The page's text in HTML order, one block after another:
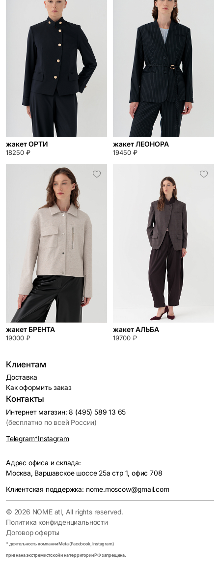
жакет ОРТИ
18250 ₽
жакет ЛЕОНОРА
19450 ₽
жакет БРЕНТА
19000 ₽
жакет АЛЬБА
19700 ₽
Клиентам
Доставка
Как оформить заказ
Контакты
Интернет магазин: 8 (495) 589 13 65
(бесплатно по всей России)
Telegram*Instagram
Адрес офиса и склада:
Москва, Варшавское шоссе 25а стр 1, офис 708
Клиентская поддержка: nome.moscow@gmail.com
© 2026 NOME atl, All rights reserved.
Политика конфиденциальности
Договор оферты
* деятельность компании Meta (Facebook, Instagram)
признана экстремистской и на территории РФ запрещена.